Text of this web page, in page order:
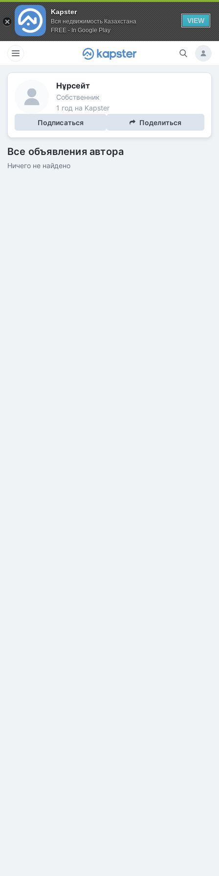
Kapster
Вся недвижимость Казахстана
FREE - In Google Play
VIEW
Нұрсейт
Собственник
1 год на Kapster
Подписаться
Поделиться
Все объявления автора
Ничего не найдено